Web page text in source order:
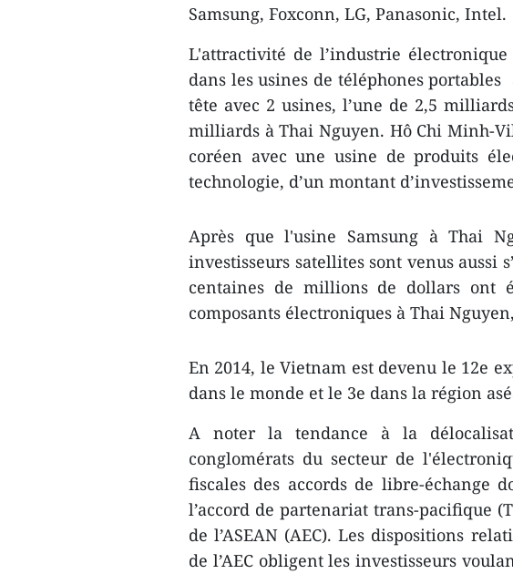
Samsung, Foxconn, LG, Panasonic, Intel.
L'attractivité de l’industrie
dans les usines de téléphones
tête avec 2 usines, l’une de 2,5
milliards à Thai Nguyen. Hô Chi Minh-
coréen avec une usine de produits
technologie, d’un montant
Après que l'usine Samsung à Thai
investisseurs satellites sont venus aussi
centaines de millions de dollars ont
composants électroniques à Thai
En 2014, le Vietnam est devenu le 12e
dans le monde et le 3e dans la région
A noter la tendance à la
conglomérats du secteur de
fiscales des accords de libre-échange
l’accord de partenariat trans-pacifique
de l’ASEAN (AEC). Les dispositions
de l’AEC obligent les investisseurs